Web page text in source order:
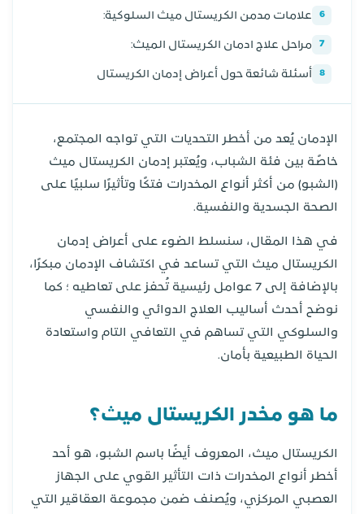
6 علامات مدمن الكريستال ميث السلوكية:
7 مراحل علاج ادمان الكريستال الميث:
8 أسئلة شائعة حول أعراض إدمان الكريستال
الإدمان يُعد من أخطر التحديات التي تواجه المجتمع،
خاصًة بين فئة الشباب، ويُعتبر إدمان الكريستال ميث
(الشبو) من أكثر أنواع المخدرات فتكًا وتأثيرًا سلبيًا على
الصحة الجسدية والنفسية.
في هذا المقال، سنسلط الضوء على أعراض إدمان
الكريستال ميث التي تساعد في اكتشاف الإدمان مبكرًا،
بالإضافة إلى 7 عوامل رئيسية تُحفز على تعاطيه ؛ كما
نوضح أحدث أساليب العلاج الدوائي والنفسي
والسلوكي التي تساهم في التعافي التام واستعادة
الحياة الطبيعية بأمان.
ما هو مخدر الكريستال ميث؟
الكريستال ميث، المعروف أيضًا باسم الشبو، هو أحد
أخطر أنواع المخدرات ذات التأثير القوي على الجهاز
العصبي المركزي، ويُصنف ضمن مجموعة العقاقير التي